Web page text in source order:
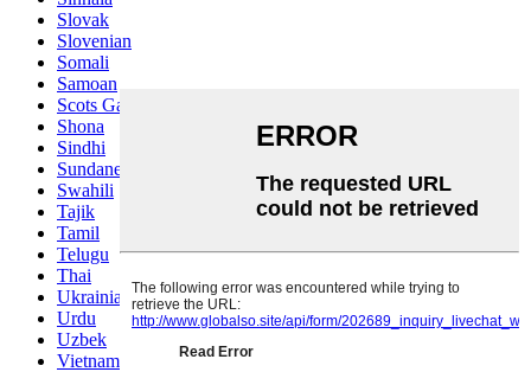
Slovak
Slovenian
Somali
Samoan
Scots Gaelic
Shona
Sindhi
Sundanese
Swahili
Tajik
Tamil
Telugu
Thai
Ukrainian
Urdu
Uzbek
Vietnamese